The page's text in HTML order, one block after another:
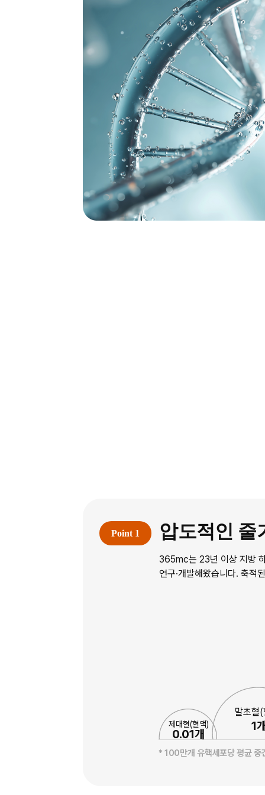
압도적인 줄
365mc는 23년 이상 지방
연구·개발해왔습니다. 축적
제대혈(혈액)
0.01개
말초혈
1
* 100만개 유핵세포당 평균 중